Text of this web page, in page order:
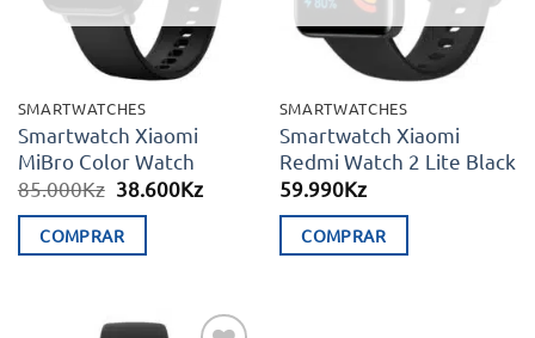
SMARTWATCHES
Smartwatch Xiaomi
MiBro Color Watch
85.000Kz O
original
era:
38.600KzO
COMPRAR
SMARTWATCHES
Smartwatch Xiaomi
Redmi Watch 2 Lite Black
59.990Kz
COMPRAR